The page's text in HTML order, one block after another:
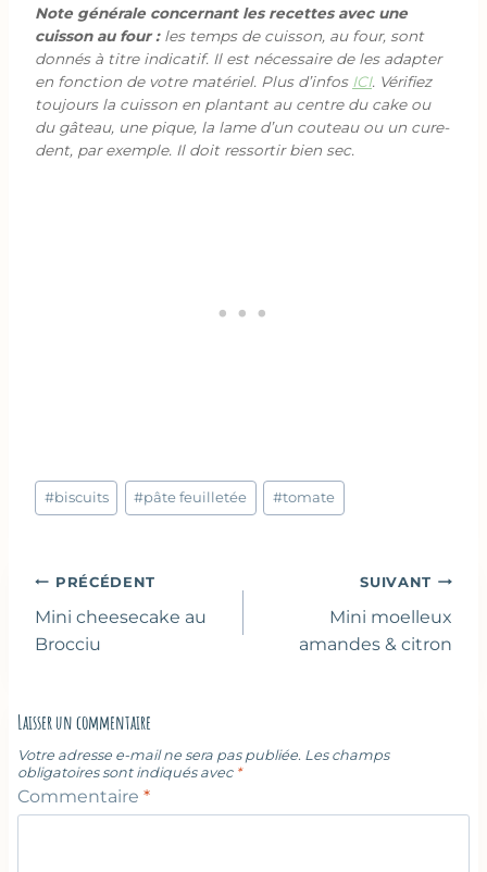
Note générale concernant les recettes avec une
cuisson au four :les temps de cuisson, au four, sont
donnés à titre indicatif. Il est nécessaire de les adapter
en fonction de votre matériel. Plus d’infos ICI. Vérifiez
toujours la cuisson en plantant au centre du cake ou
du gâteau, une pique, la lame d’un couteau ou un cure-
dent, par exemple. Il doit ressortir bien sec.
Étiquettes
de
#biscuits #pâte feuilletée #tomate
Navigation
de
l’article
PRÉCÉDENT
Mini cheesecake au
Brocciu
SUIVANT
Mini moelleux
amandes & citron
Laisser un commentaire
Votre adresse e-mail ne sera pas publiée. Les champs
obligatoires sont indiqués avec *
Commentaire *